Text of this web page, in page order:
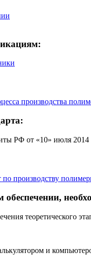
производства
РФ от «10» июля
производству
теоретического
и